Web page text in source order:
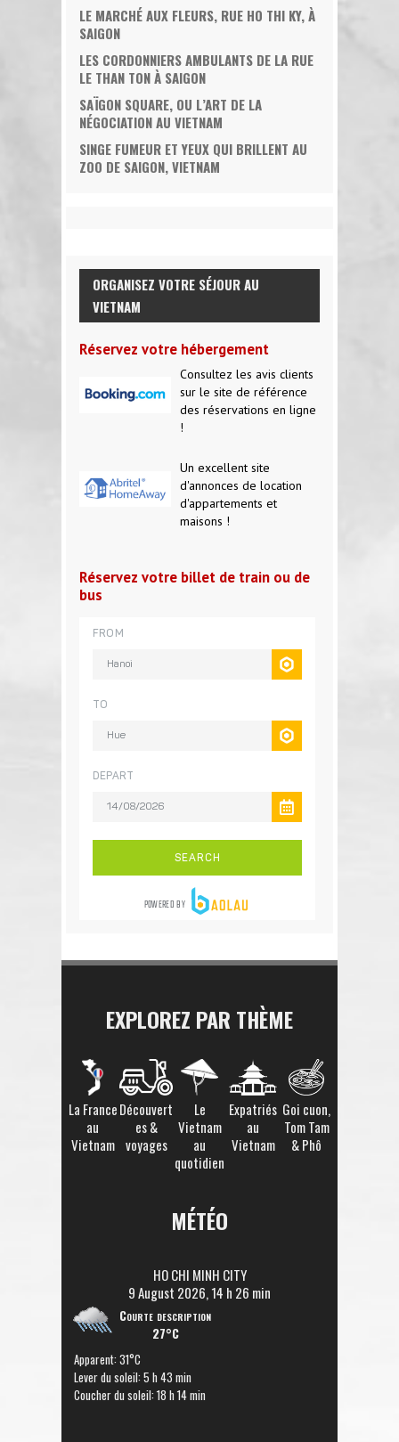
LE MARCHÉ AUX FLEURS, RUE HO THI KY, À
SAIGON
LES CORDONNIERS AMBULANTS DE LA RUE
LE THAN TON À SAIGON
SAÏGON SQUARE, OU L’ART DE LA
NÉGOCIATION AU VIETNAM
SINGE FUMEUR ET YEUX QUI BRILLENT AU
ZOO DE SAIGON, VIETNAM
ORGANISEZ VOTRE SÉJOUR AU
VIETNAM
Réservez votre hébergement
Consultez les avis clients
sur le site de référence
des réservations en ligne
!
Un excellent site
d'annonces de location
d'appartements et
maisons !
Réservez votre billet de train ou de
bus
EXPLOREZ PAR THÈME
La France
au
Vietnam
Découvert
es &
voyages
Le
Vietnam
au
quotidien
Expatriés
au
Vietnam
Goi cuon,
Tom Tam
& Phô
MÉTÉO
HO CHI MINH CITY
9 August 2026, 14 h 26 min
Courte description
27°C
Apparent: 31°C
Lever du soleil: 5 h 43 min
Coucher du soleil: 18 h 14 min